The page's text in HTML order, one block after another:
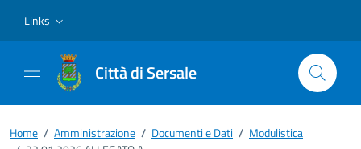
Links
Città di Sersale
Home / Amministrazione / Documenti e Dati / Modulistica